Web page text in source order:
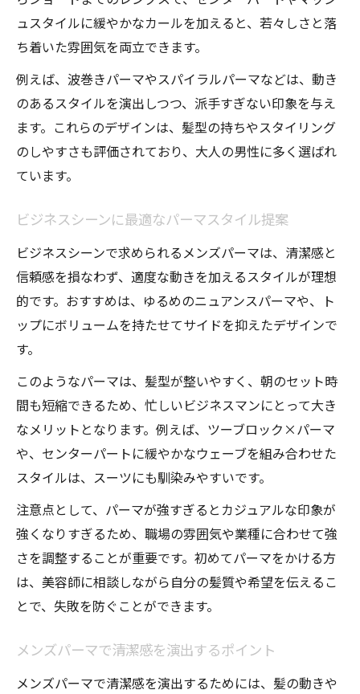
ュスタイルに緩やかなカールを加えると、若々しさと落
ち着いた雰囲気を両立できます。
例えば、波巻きパーマやスパイラルパーマなどは、動き
のあるスタイルを演出しつつ、派手すぎない印象を与え
ます。これらのデザインは、髪型の持ちやスタイリング
のしやすさも評価されており、大人の男性に多く選ばれ
ています。
ビジネスシーンに最適なパーマスタイル提案
ビジネスシーンで求められるメンズパーマは、清潔感と
信頼感を損なわず、適度な動きを加えるスタイルが理想
的です。おすすめは、ゆるめのニュアンスパーマや、ト
ップにボリュームを持たせてサイドを抑えたデザインで
す。
このようなパーマは、髪型が整いやすく、朝のセット時
間も短縮できるため、忙しいビジネスマンにとって大き
なメリットとなります。例えば、ツーブロック×パーマ
や、センターパートに緩やかなウェーブを組み合わせた
スタイルは、スーツにも馴染みやすいです。
注意点として、パーマが強すぎるとカジュアルな印象が
強くなりすぎるため、職場の雰囲気や業種に合わせて強
さを調整することが重要です。初めてパーマをかける方
は、美容師に相談しながら自分の髪質や希望を伝えるこ
とで、失敗を防ぐことができます。
メンズパーマで清潔感を演出するポイント
メンズパーマで清潔感を演出するためには、髪の動きや